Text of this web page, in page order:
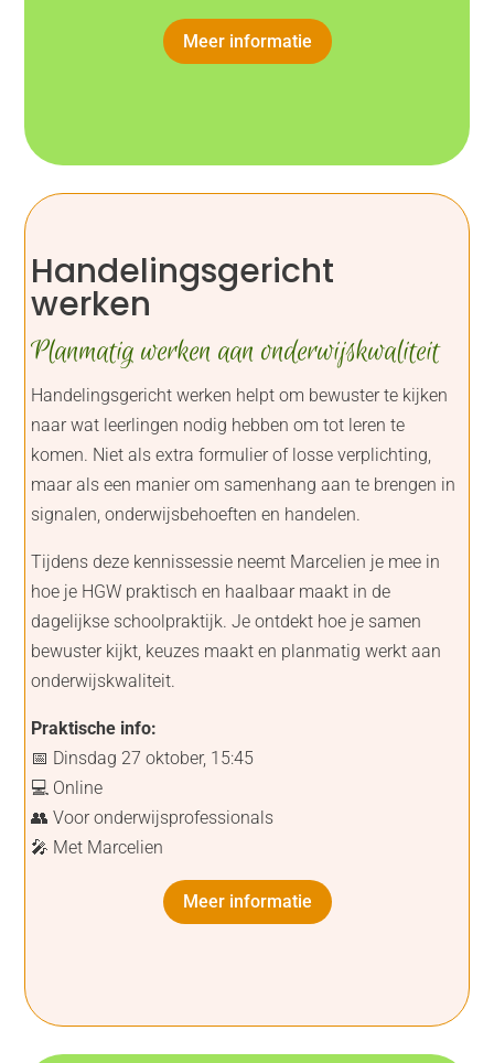
Meer informatie
Handelingsgericht
werken
Planmatig werken aan onderwijskwaliteit
Handelingsgericht werken helpt om bewuster te kijken
naar wat leerlingen nodig hebben om tot leren te
komen. Niet als extra formulier of losse verplichting,
maar als een manier om samenhang aan te brengen in
signalen, onderwijsbehoeften en handelen.
Tijdens deze kennissessie neemt Marcelien je mee in
hoe je HGW praktisch en haalbaar maakt in de
dagelijkse schoolpraktijk. Je ontdekt hoe je samen
bewuster kijkt, keuzes maakt en planmatig werkt aan
onderwijskwaliteit.
Praktische info:
📅 Dinsdag 27 oktober, 15:45
💻 Online
👥 Voor onderwijsprofessionals
🎤 Met Marcelien
Meer informatie